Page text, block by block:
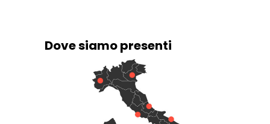
Dove siamo presenti